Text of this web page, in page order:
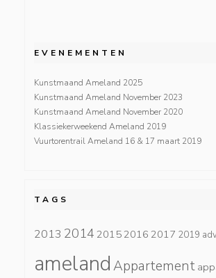
EVENEMENTEN
Kunstmaand Ameland 2025
Kunstmaand Ameland November 2023
Kunstmaand Ameland November 2020
Klassiekerweekend Ameland 2019
Vuurtorentrail Ameland 16 & 17 maart 2019
TAGS
2013 2014 2015 2016 2017 2019
amelandAppartement